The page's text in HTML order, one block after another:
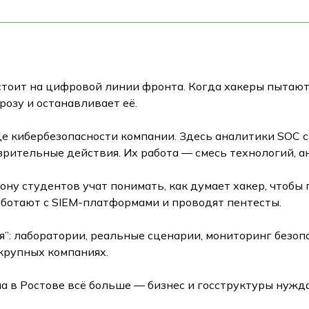
на цифровой линии фронта. Когда хакеры
и останавливает её.
кибербезопасности компании. Здесь аналитики SOC
действия. Их работа — смесь технологий,
студентов учат понимать, как думает хакер,
с SIEM-платформами и проводят пентесты.
лаборатории, реальные сценарии, мониторинг
компаниях.
в Ростове всё больше — бизнес и госструктуры